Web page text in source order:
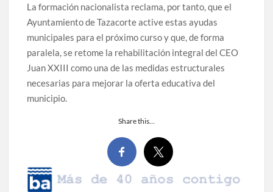
La formación nacionalista reclama, por tanto, que el
Ayuntamiento de Tazacorte active estas ayudas
municipales para el próximo curso y que, de forma
paralela, se retome la rehabilitación integral del CEO
Juan XXIII como una de las medidas estructurales
necesarias para mejorar la oferta educativa del
municipio.
Share this…